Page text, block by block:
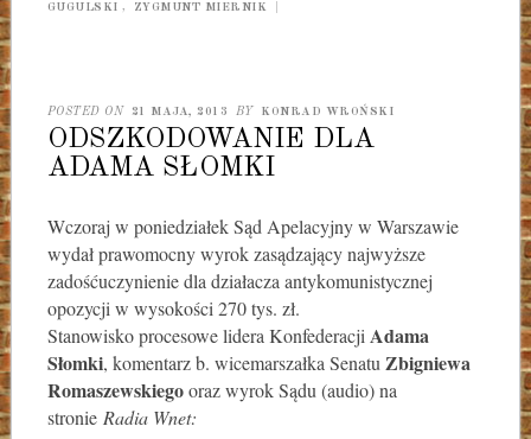
GUGULSKI , ZYGMUNT MIERNIK
POSTED ON 21 MAJA, 2013 BY KONRAD WROŃSKI
ODSZKODOWANIE DLA
ADAMA SŁOMKI
Wczoraj w poniedziałek Sąd Apelacyjny w Warszawie
wydał prawomocny wyrok zasądzający najwyższe
zadośćuczynienie dla działacza antykomunistycznej
opozycji w wysokości 270 tys. zł.
Stanowisko procesowe lidera Konfederacji Adama
Słomki, komentarz b. wicemarszałka Senatu Zbigniewa
Romaszewskiegooraz wyrok Sądu (audio) na
stronie Radia Wnet: